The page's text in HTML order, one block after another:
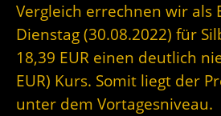
Vergleich errechnen wir als
Dienstag (30.08.2022) für
18,39 EUR einen deutlich
EUR) Kurs. Somit liegt der
unter dem Vortagesniveau.